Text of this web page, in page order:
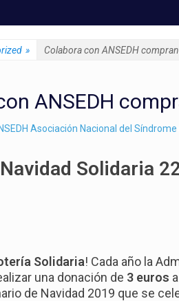
» Colabora con ANSEDH
ANSEDH
Asociación Nacional del
Solidaria
Solidaria! Cada año la
una donación de 3 euros
de Navidad 2019 que se